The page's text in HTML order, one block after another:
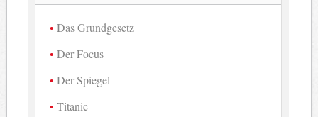
Das Grundgesetz
Der Focus
Der Spiegel
Titanic